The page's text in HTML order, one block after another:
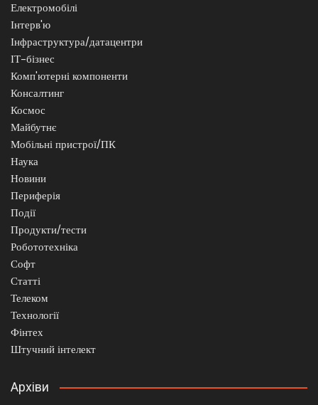
Електромобілі
Інтерв'ю
Інфраструктура/датацентри
ІТ-бізнес
Комп'ютерні компоненти
Консалтинг
Космос
Майбутнє
Мобільні пристрої/ПК
Наука
Новини
Периферія
Події
Продукти/тести
Робототехніка
Софт
Статті
Телеком
Технології
Фінтех
Штучний інтелект
Архіви